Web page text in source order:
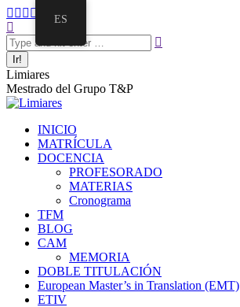
Saltar
al
contenido
Facebook
opens
in
new
window
Twitter
opens
in
new
window
Mail
opens
in
window
Instagram
page
in
window
Linkedin
page
in
window
Buscar:
Limiares
Mestrado del Grupo T&P
INICIO
MATRÍCULA
DOCENCIA
PROFESORADO
MATERIAS
Cronograma
TFM
BLOG
CAM
MEMORIA
DOBLE TITULACIÓN
European Master’s in Translation (EMT)
ETIV
ES